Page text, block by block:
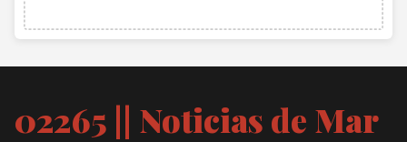
02265 || Noticias de Mar